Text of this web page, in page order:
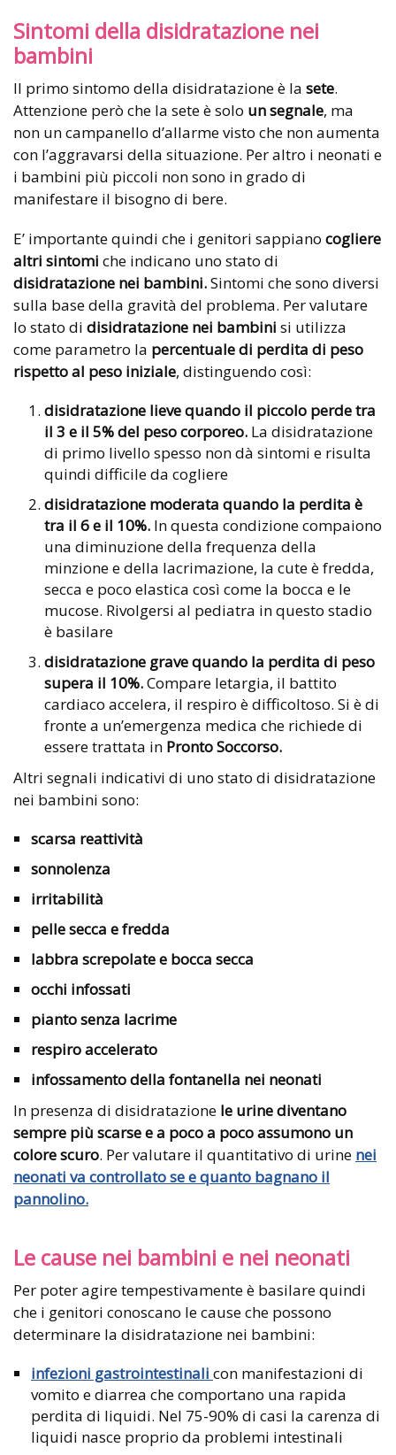
Sintomi della disidratazione nei
bambini
Il primo sintomo della disidratazione è la sete.
Attenzione però che la sete è solo un segnale, ma
non un campanello d’allarme visto che non aumenta
con l’aggravarsi della situazione. Per altro i neonati e
i bambini più piccoli non sono in grado di
manifestare il bisogno di bere.
E’ importante quindi che i genitori sappiano cogliere
altri sintomi che indicano uno stato di
disidratazione nei bambini.Sintomi che sono diversi
sulla base della gravità del problema. Per valutare
lo stato di disidratazione nei bambini si utilizza
come parametro la percentuale di perdita di peso
rispetto al peso iniziale, distinguendo così:
disidratazione lieve quando il piccolo perde tra
il 3 e il 5% del peso corporeo. La disidratazione
di primo livello spesso non dà sintomi e risulta
quindi difficile da cogliere
disidratazione moderata quando la perdita è
tra il 6 e il 10%. In questa condizione compaiono
una diminuzione della frequenza della
minzione e della lacrimazione, la cute è fredda,
secca e poco elastica così come la bocca e le
mucose. Rivolgersi al pediatra in questo stadio
è basilare
disidratazione grave quando la perdita di peso
supera il 10%.Compare letargia, il battito
cardiaco accelera, il respiro è difficoltoso. Si è di
fronte a un’emergenza medica che richiede di
essere trattata in Pronto Soccorso.
Altri segnali indicativi di uno stato di disidratazione
nei bambini sono:
scarsa reattività
sonnolenza
irritabilità
pelle secca e fredda
labbra screpolate e bocca secca
occhi infossati
pianto senza lacrime
respiro accelerato
infossamento della fontanella nei neonati
In presenza di disidratazione le urine diventano
sempre più scarse e a poco a poco assumono un
colore scuro. Per valutare il quantitativo di urine nei
neonati va controllato se e quanto bagnano il
pannolino.
Le cause nei bambini e nei neonati
Per poter agire tempestivamente è basilare quindi
che i genitori conoscano le cause che possono
determinare la disidratazione nei bambini:
infezioni gastrointestinali con manifestazioni di
vomito e diarrea che comportano una rapida
perdita di liquidi. Nel 75-90% di casi la carenza di
liquidi nasce proprio da problemi intestinali